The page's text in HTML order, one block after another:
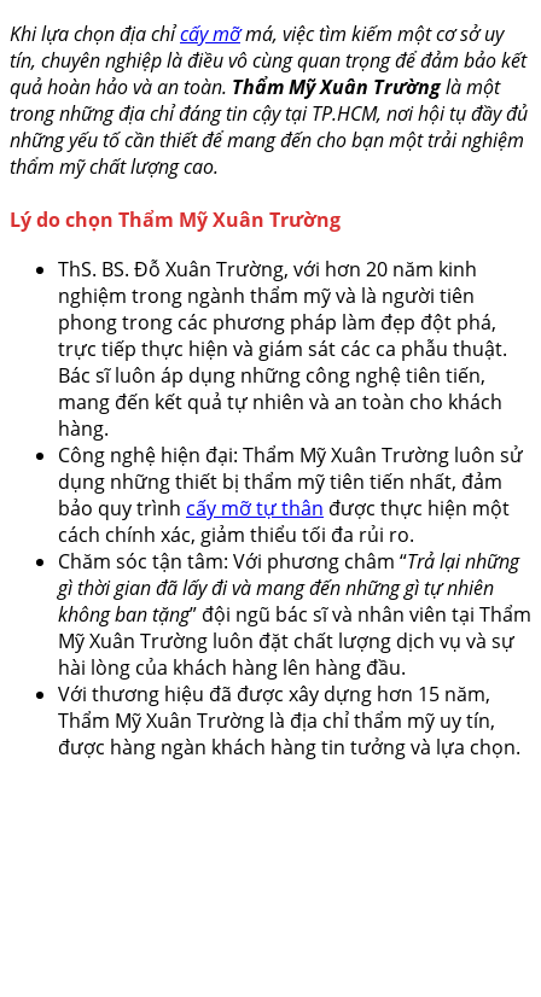
Khi lựa chọn địa chỉcấy mỡmá, việc tìm kiếm một cơ sở uy
tín, chuyên nghiệp là điều vô cùng quan trọng để đảm bảo kết
quả hoàn hảo và an toàn. Thẩm Mỹ Xuân Trườnglà một
trong những địa chỉ đáng tin cậy tại TP.HCM, nơi hội tụ đầy đủ
những yếu tố cần thiết để mang đến cho bạn một trải nghiệm
thẩm mỹ chất lượng cao.
Lý do chọn Thẩm Mỹ Xuân Trường
ThS. BS. Đỗ Xuân Trường, với hơn 20 năm kinh
nghiệm trong ngành thẩm mỹ và là người tiên
phong trong các phương pháp làm đẹp đột phá,
trực tiếp thực hiện và giám sát các ca phẫu thuật.
Bác sĩ luôn áp dụng những công nghệ tiên tiến,
mang đến kết quả tự nhiên và an toàn cho khách
hàng.
Công nghệ hiện đại: Thẩm Mỹ Xuân Trường luôn sử
dụng những thiết bị thẩm mỹ tiên tiến nhất, đảm
bảo quy trình cấy mỡ tự thân được thực hiện một
cách chính xác, giảm thiểu tối đa rủi ro.
Chăm sóc tận tâm: Với phương châm “Trả lại những
gì thời gian đã lấy đi và mang đến những gì tự nhiên
không ban tặng” đội ngũ bác sĩ và nhân viên tại Thẩm
Mỹ Xuân Trường luôn đặt chất lượng dịch vụ và sự
hài lòng của khách hàng lên hàng đầu.
Với thương hiệu đã được xây dựng hơn 15 năm,
Thẩm Mỹ Xuân Trường là địa chỉ thẩm mỹ uy tín,
được hàng ngàn khách hàng tin tưởng và lựa chọn.